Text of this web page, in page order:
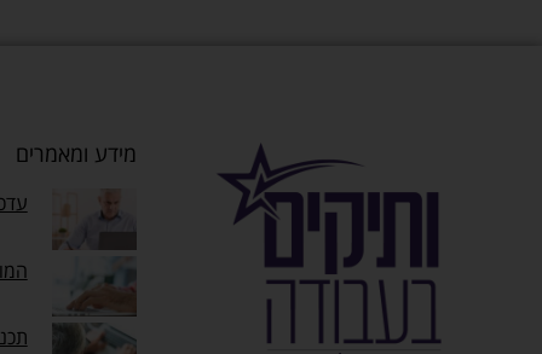
מידע ומאמרים